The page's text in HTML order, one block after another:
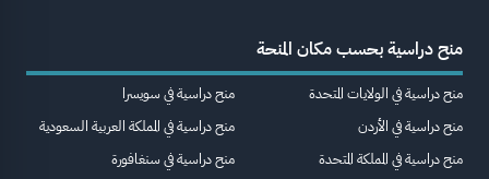
منح دراسية بحسب مكان المنحة
منح دراسية في الولايات المتحدة
منح دراسية في الأردن
منح دراسية في المملكة المتحدة
منح دراسية في سويسرا
منح دراسية في المملكة العربية السعودية
منح دراسية في سنغافورة